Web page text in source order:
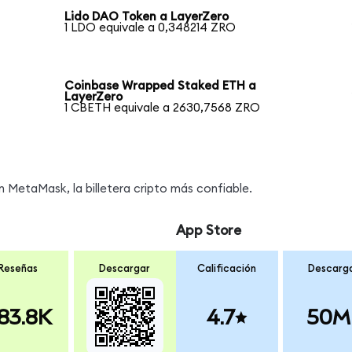
Lido DAO Token a LayerZero
1 LDO equivale a 0,348214 ZRO
Coinbase Wrapped Staked ETH a
LayerZero
1 CBETH equivale a 2630,7568 ZRO
MetaMask, la billetera cripto más confiable.
Descargar
App Store
Calificación
4.7